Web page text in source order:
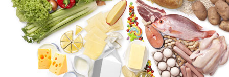
Десерт заморож. "ТОП" мандарин 70 г
1,41